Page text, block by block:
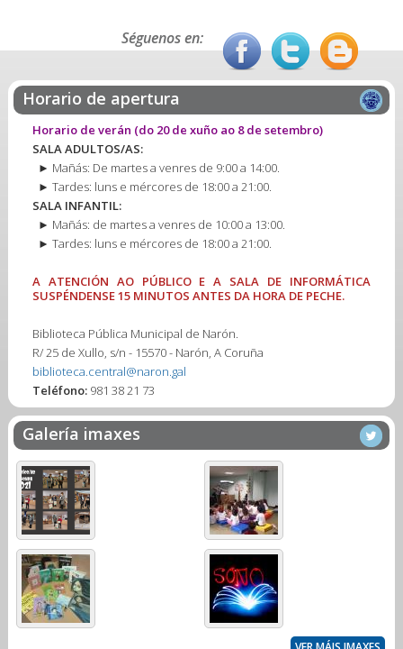
Séguenos en:
Horario de apertura
Horario de verán (do 20 de xuño ao 8 de setembro)
SALA ADULTOS/AS:
► Mañás: De martes a venres de 9:00 a 14:00.
► Tardes: luns e mércores de 18:00 a 21:00.
SALA INFANTIL:
► Mañás: de martes a venres de 10:00 a 13:00.
► Tardes: luns e mércores de 18:00 a 21:00.
A ATENCIÓN AO PÚBLICO E A SALA DE INFORMÁTICA
SUSPÉNDENSE 15 MINUTOS ANTES DA HORA DE PECHE.
Biblioteca Pública Municipal de Narón.
R/ 25 de Xullo, s/n - 15570 - Narón, A Coruña
biblioteca.central@naron.gal
Teléfono:981 38 21 73
Galería imaxes